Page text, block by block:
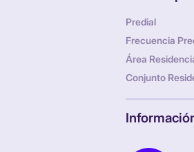
Predial
Frecuencia
Área
Conjunto